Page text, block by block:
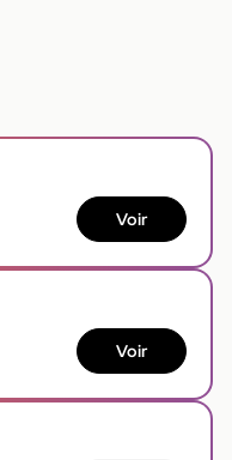
Voir
Voir